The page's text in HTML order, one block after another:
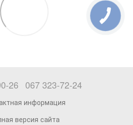
26 067 323-72-24
информация
версия сайта